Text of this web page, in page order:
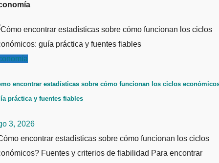
encontrar estadísticas sobre cómo funcionan los ciclos
práctica y fuentes fiables
3, 2026
encontrar estadísticas sobre cómo funcionan los ciclos
Fuentes y criterios de fiabilidad Para encontrar